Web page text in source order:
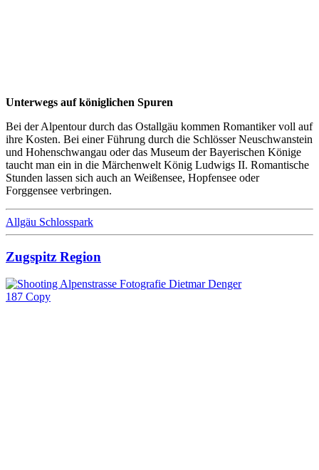
Unterwegs auf königlichen Spuren
Bei der Alpentour durch das Ostallgäu kommen Romantiker voll auf
ihre Kosten. Bei einer Führung durch die Schlösser Neuschwanstein
und Hohenschwangau oder das Museum der Bayerischen Könige
taucht man ein in die Märchenwelt König Ludwigs II. Romantische
Stunden lassen sich auch an Weißensee, Hopfensee oder
Forggensee verbringen.
Allgäu Schlosspark
Zugspitz Region